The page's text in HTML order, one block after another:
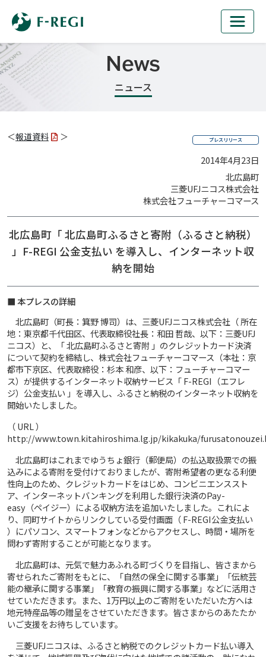
News
ニュース
＜報道資料 ＞ プレスリリース
2014年4月23日
北広島町
三菱UFJニコス株式会社
株式会社フューチャーコマース
北広島町「 北広島町ふるさと寄附（ふるさと納税）
」 F-REGI 公金支払い を導入し、インターネット収
納を開始
■ 本プレスの詳細
北広島町（町長：箕野 博司）は、三菱UFJニコス株式会社（ 所在
地：東京都千代田区、代表取締役社長：和田 哲哉、以下：三菱UFJ
ニコス）と、「 北広島町ふるさと寄附 」のクレジットカード決済
について契約を締結し、株式会社フューチャーコマース（本社：京
都市下京区、代表取締役：杉本 和彦、以下：フューチャーコマー
ス）が提供するインターネット収納サービス「 F-REGI（エフレ
ジ）公金支払い 」を導入し、ふるさと納税のインターネット収納を
開始いたしました。
（ URL ）
http://www.town.kitahiroshima.lg.jp/kikakuka/
北広島町はこれまでゆうちょ銀行（郵便局）の払込取扱票での振
込みによる寄附を受付けておりましたが、寄附希望者の更なる利便
性向上のため、クレジットカードをはじめ、コンビニエンススト
ア、インターネットバンキングを利用した銀行決済のPay-
easy（ペイジー）による収納方法を追加いたしました。これによ
り、同町サイトからリンクしている受付画面（ F-REGI公金支払い
）にパソコン、スマートフォンなどからアクセスし、時間・場所を
問わず寄附することが可能となります。
北広島町は、元気で魅力あふれる町づくりを目指し、皆さまから
寄せられたご寄附をもとに、「自然の保全に関する事業」「伝統芸
能の継承に関する事業」「教育の振興に関する事業」などに活用さ
せていただきます。また、1万円以上のご寄附をいただいた方へは
地元特産品等の贈呈をさせていただきます。皆さまからのあたたか
いご支援をお待ちしています。
三菱UFJニコスは、ふるさと納税でのクレジットカード払い導入